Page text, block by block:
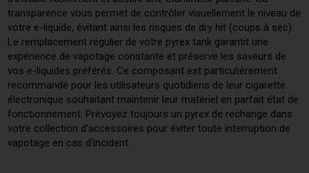
transparence vous permet de contrôler visuellement le niveau de
votre e-liquide, évitant ainsi les risques de dry hit (coups à sec).
Le remplacement régulier de votre pyrex tank garantit une
expérience de vapotage constante et préserve les saveurs de
vos e-liquides préférés. Ce composant est particulièrement
recommandé pour les utilisateurs quotidiens de leur cigarette
électronique souhaitant maintenir leur matériel en parfait état de
fonctionnement. Prévoyez toujours un pyrex de rechange dans
votre collection d'accessoires pour éviter toute interruption de
vapotage en cas d'incident.